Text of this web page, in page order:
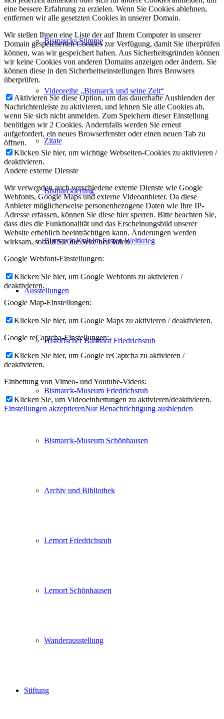
Bismarcks Stimme
Videoreihe „Bismarck und seine Zeit“
Zitate
Bismarckierung
Bismarck-Kult im Ersten Weltkrieg
Ausstellungen
Historischer Bahnhof Friedrichsruh
Bismarck-Museum Friedrichsruh
Bismarck-Museum Schönhausen
Archiv und Bibliothek
Lernort Friedrichsruh
Lernort Schönhausen
Wanderausstellung
Stiftung
eine bessere Erfahrung zu erzielen. Wenn Sie Cookies ablehnen,
entfernen wir alle gesetzten Cookies in unserer Domain.
Wir stellen Ihnen eine Liste der auf Ihrem Computer in unserer
Domain gespeicherten Cookies zur Verfügung, damit Sie überprüfen
können, was wir gespeichert haben. Aus Sicherheitsgründen können
wir keine Cookies von anderen Domains anzeigen oder ändern. Sie
können diese in den Sicherheitseinstellungen Ihres Browsers
überprüfen.
Aktivieren Sie diese Option, um das dauerhafte Ausblenden der
Nachrichtenleiste zu aktivieren, und lehnen Sie alle Cookies ab,
wenn Sie sich nicht anmelden. Zum Speichern dieser Einstellung
benötigen wir 2 Cookies. Andernfalls werden Sie erneut
aufgefordert, ein neues Browserfenster oder einen neuen Tab zu
öffnen.
Klicken Sie hier, um wichtige Webseiten-Cookies zu aktivieren /
deaktivieren.
Andere externe Dienste
Wir verwenden auch verschiedene externe Dienste wie Google
Webfonts, Google Maps und externe Videoanbieter. Da diese
Anbieter möglicherweise personenbezogene Daten wie Ihre IP-
Adresse erfassen, können Sie diese hier sperren. Bitte beachten Sie,
dass dies die Funktionalität und das Erscheinungsbild unserer
Website erheblich beeinträchtigen kann. Änderungen werden
wirksam, sobald Sie die Seite neu laden.
Google Webfont-Einstellungen:
Klicken Sie hier, um Google Webfonts zu aktivieren /
deaktivieren.
Google Map-Einstellungen:
Klicken Sie hier, um Google Maps zu aktivieren / deaktivieren.
Google reCaptcha-Einstellungen:
Klicken Sie hier, um Google reCaptcha zu aktivieren /
deaktivieren.
Einbettung von Vimeo- und Youtube-Videos:
Klicken Sie, um Videoeinbettungen zu aktivieren/deaktivieren.
Einstellungen akzeptierenNur Benachrichtigung ausblenden